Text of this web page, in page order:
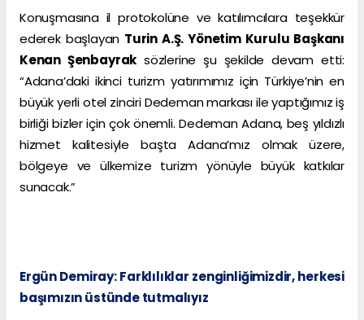
Konuşmasına il protokolüne ve katılımcılara teşekkür
ederek başlayan Turin A.Ş. Yönetim Kurulu Başkanı
Kenan Şenbayrak sözlerine şu şekilde devam etti:
“Adana’daki ikinci turizm yatırımımız için Türkiye’nin en
büyük yerli otel zinciri Dedeman markası ile yaptığımız iş
birliği bizler için çok önemli. Dedeman Adana, beş yıldızlı
hizmet kalitesiyle başta Adana’mız olmak üzere,
bölgeye ve ülkemize turizm yönüyle büyük katkılar
sunacak.”
Ergün Demiray: Farklılıklar zenginliğimizdir, herkesi
başımızın üstünde tutmalıyız